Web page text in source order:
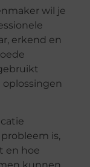
wil je
erkend en
is,
en hoe